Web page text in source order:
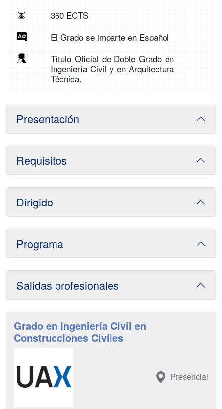
360 ECTS
El Grado se imparte en Español
Título Oficial de Doble Grado en
Ingeniería Civil y en Arquitectura
Técnica.
Presentación
Requisitos
Dirigido
Programa
Salidas profesionales
Grado en Ingeniería Civil en
Construcciones Civiles
Presencial